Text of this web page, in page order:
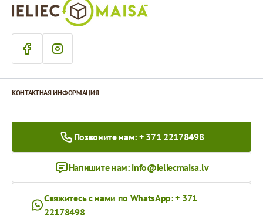
КОНТАКТНАЯ ИНФОРМАЦИЯ
Позвоните нам: + 371 22178498
Напишите нам: info@ieliecmaisa.lv
Свяжитесь с нами по WhatsApp: + 371
22178498